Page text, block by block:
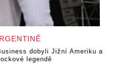
dobyli Jižní Ameriku a
legendě